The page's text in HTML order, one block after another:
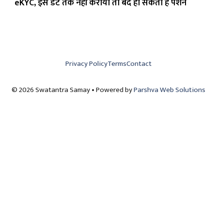
eKYC, इस डेट तक नहीं कराया तो बंद हो सकती है पेंशन
© 2026 Swatantra Samay • Powered byParshva Web Solutions
Privacy PolicyTermsContact